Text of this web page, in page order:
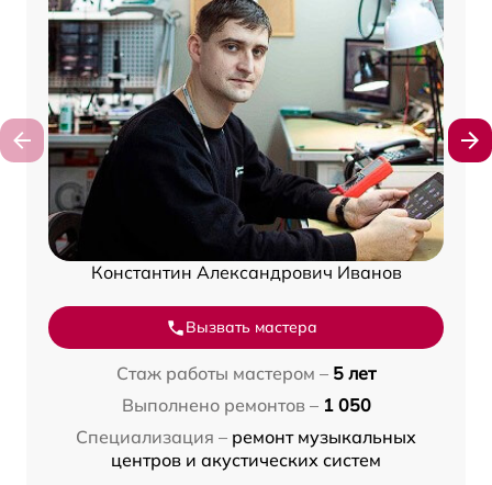
Константин Александрович Иванов
Вызвать мастера
Стаж работы мастером – 5 лет
Выполнено ремонтов – 1 050
Специализация – ремонт музыкальных
центров и акустических систем